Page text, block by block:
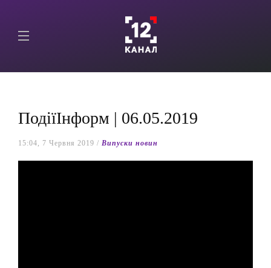
ПодіїІнформ | 06.05.2019
15:04, 7 Червня 2019 / Випуски новин